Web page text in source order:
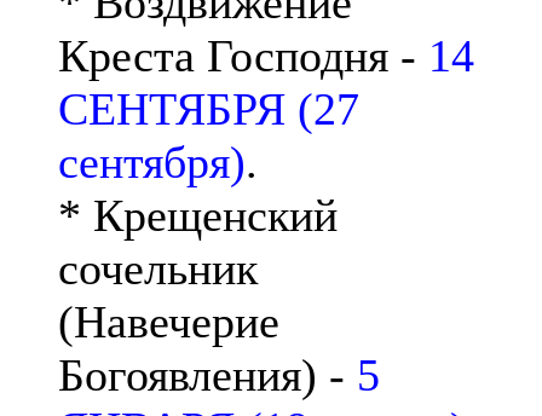
Креста Господня - 14
СЕНТЯБРЯ (27
сентября).
* Крещенский
сочельник
(Навечерие
Богоявления) - 5